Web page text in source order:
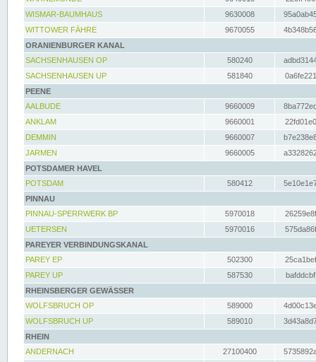
WISMAR-BAUMHAUS
9630008
WITTOWER FÄHRE
9670055
ORANIENBURGER KANAL
SACHSENHAUSEN OP
580240
SACHSENHAUSEN UP
581840
PEENE
AALBUDE
9660009
ANKLAM
9660001
DEMMIN
9660007
JARMEN
9660005
POTSDAMER HAVEL
POTSDAM
580412
PINNAU
PINNAU-SPERRWERK BP
5970018
UETERSEN
5970016
PAREYER VERBINDUNGSKANAL
PAREY EP
502300
PAREY UP
587530
RHEINSBERGER GEWÄSSER
WOLFSBRUCH OP
589000
WOLFSBRUCH UP
589010
RHEIN
ANDERNACH
27100400